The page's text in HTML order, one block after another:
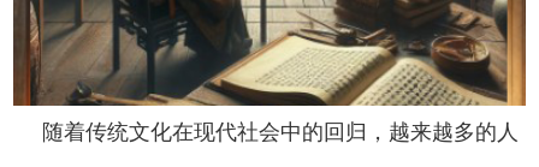
随着传统文化在现代社会中的回归，越来越多的人